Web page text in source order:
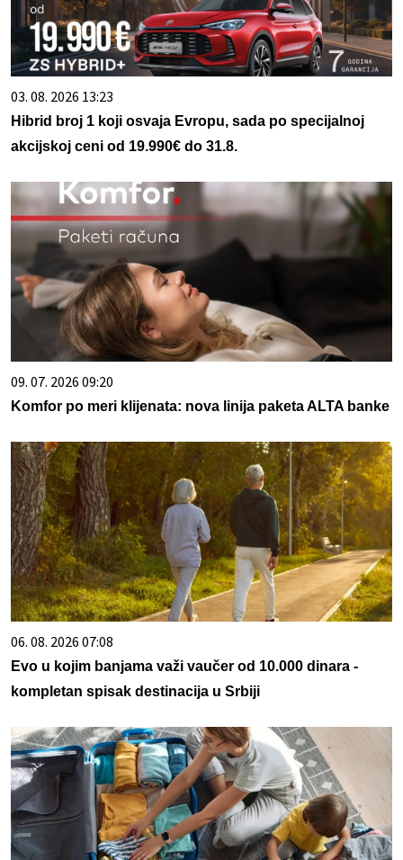
03. 08. 2026 13:23
Hibrid broj 1 koji osvaja Evropu, sada po specijalnoj
akcijskoj ceni od 19.990€ do 31.8.
09. 07. 2026 09:20
Komfor po meri klijenata: nova linija paketa ALTA banke
06. 08. 2026 07:08
Evo u kojim banjama važi vaučer od 10.000 dinara -
kompletan spisak destinacija u Srbiji